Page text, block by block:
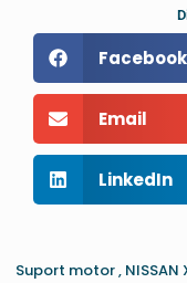
Facebook
Email
LinkedIn
Suport motor , NISSAN